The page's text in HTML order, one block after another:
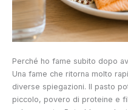
Perché ho fame subito dopo
Una fame che ritorna molto
diverse spiegazioni. Il pasto
piccolo, povero di proteine e